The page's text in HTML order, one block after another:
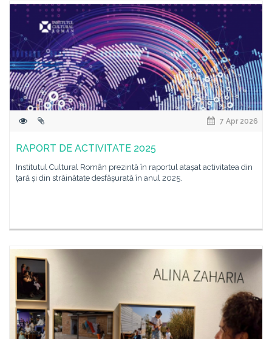
7 Apr 2026
RAPORT DE ACTIVITATE 2025
Institutul Cultural Român prezintă în raportul atașat activitatea din
țară și din străinătate desfășurată în anul 2025.